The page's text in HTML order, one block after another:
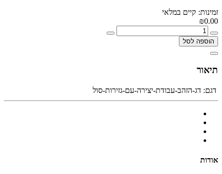
זמינות: קיים במלאי
₪0.00
הוספה לסל
תיאור
דגם: דג-הזהב-עבודת-יצירה-עם-גזירות-סול
אודות